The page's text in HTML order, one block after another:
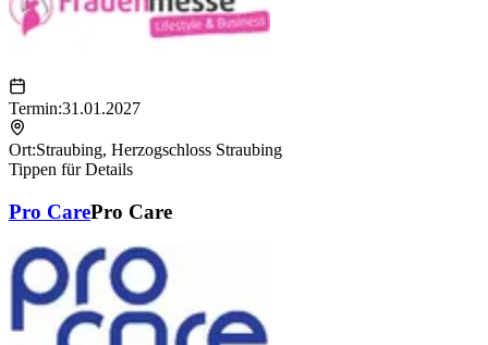
Termin:31.01.2027
Ort:Straubing, Herzogschloss Straubing
Tippen für Details
Pro CarePro Care